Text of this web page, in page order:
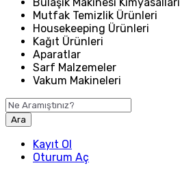
Mutfak Temizlik Ürünleri
Housekeeping Ürünleri
Kağıt Ürünleri
Aparatlar
Sarf Malzemeler
Vakum Makineleri
Ara
Kayıt Ol
Oturum Aç